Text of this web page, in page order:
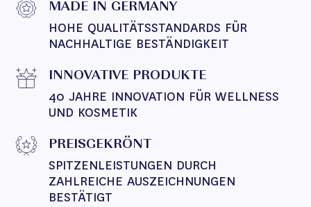
MADE IN GERMANY
HOHE QUALITÄTSSTANDARDS FÜR
NACHHALTIGE BESTÄNDIGKEIT
INNOVATIVE PRODUKTE
40 JAHRE INNOVATION FÜR WELLNESS
UND KOSMETIK
PREISGEKRÖNT
SPITZENLEISTUNGEN DURCH
ZAHLREICHE AUSZEICHNUNGEN
BESTÄTIGT